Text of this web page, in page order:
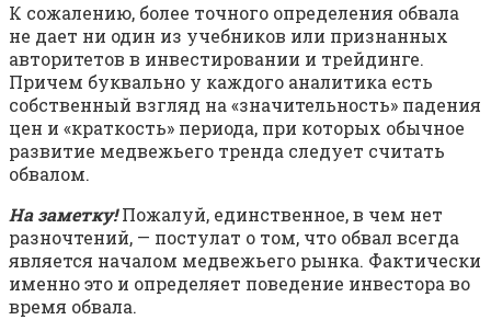
К сожалению, более точного определения обвала
не дает ни один из учебников или признанных
авторитетов в инвестировании и трейдинге.
Причем буквально у каждого аналитика есть
собственный взгляд на «значительность» падения
цен и «краткость» периода, при которых обычное
развитие медвежьего тренда следует считать
обвалом.
На заметку!Пожалуй, единственное, в чем нет
разночтений, — постулат о том, что обвал всегда
является началом медвежьего рынка. Фактически
именно это и определяет поведение инвестора во
время обвала.